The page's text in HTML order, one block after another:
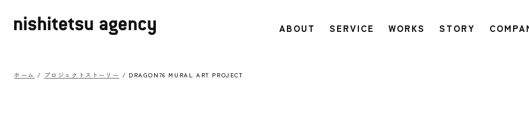
ABOUT SERVICE WORKS STORY
ホーム / プロジェクトストーリー / DRAGON76 MURAL ART PROJECT